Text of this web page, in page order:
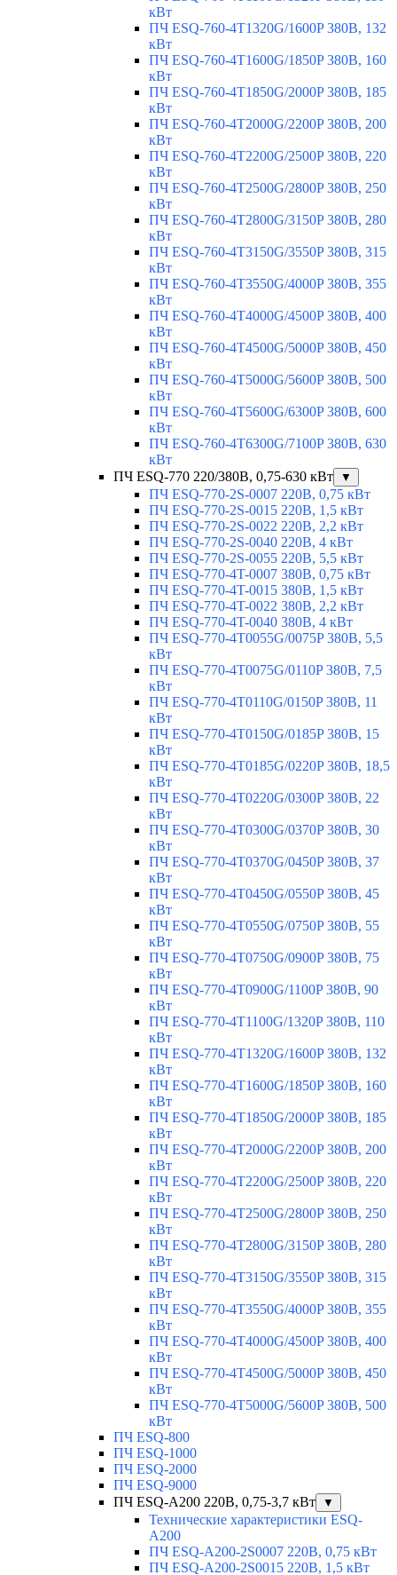
кВт
ПЧ ESQ-760-4T1320G/1600P 380В, 132
кВт
ПЧ ESQ-760-4T1600G/1850P 380В, 160
кВт
ПЧ ESQ-760-4T1850G/2000P 380В, 185
кВт
ПЧ ESQ-760-4T2000G/2200P 380В, 200
кВт
ПЧ ESQ-760-4T2200G/2500P 380В, 220
кВт
ПЧ ESQ-760-4T2500G/2800P 380В, 250
кВт
ПЧ ESQ-760-4T2800G/3150P 380В, 280
кВт
ПЧ ESQ-760-4T3150G/3550P 380В, 315
кВт
ПЧ ESQ-760-4T3550G/4000P 380В, 355
кВт
ПЧ ESQ-760-4T4000G/4500P 380В, 400
кВт
ПЧ ESQ-760-4T4500G/5000P 380В, 450
кВт
ПЧ ESQ-760-4T5000G/5600P 380В, 500
кВт
ПЧ ESQ-760-4T5600G/6300P 380В, 600
кВт
ПЧ ESQ-760-4T6300G/7100P 380В, 630
кВт
ПЧ ESQ-770 220/380В, 0,75-630 кВт
▼
ПЧ ESQ-770-2S-0007 220В, 0,75 кВт
ПЧ ESQ-770-2S-0015 220В, 1,5 кВт
ПЧ ESQ-770-2S-0022 220В, 2,2 кВт
ПЧ ESQ-770-2S-0040 220В, 4 кВт
ПЧ ESQ-770-2S-0055 220В, 5,5 кВт
ПЧ ESQ-770-4T-0007 380В, 0,75 кВт
ПЧ ESQ-770-4T-0015 380В, 1,5 кВт
ПЧ ESQ-770-4T-0022 380В, 2,2 кВт
ПЧ ESQ-770-4T-0040 380В, 4 кВт
ПЧ ESQ-770-4T0055G/0075P 380В, 5,5
кВт
ПЧ ESQ-770-4T0075G/0110P 380В, 7,5
кВт
ПЧ ESQ-770-4T0110G/0150P 380В, 11
кВт
ПЧ ESQ-770-4T0150G/0185P 380В, 15
кВт
ПЧ ESQ-770-4T0185G/0220P 380В, 18,5
кВт
ПЧ ESQ-770-4T0220G/0300P 380В, 22
кВт
ПЧ ESQ-770-4T0300G/0370P 380В, 30
кВт
ПЧ ESQ-770-4T0370G/0450P 380В, 37
кВт
ПЧ ESQ-770-4T0450G/0550P 380В, 45
кВт
ПЧ ESQ-770-4T0550G/0750P 380В, 55
кВт
ПЧ ESQ-770-4T0750G/0900P 380В, 75
кВт
ПЧ ESQ-770-4T0900G/1100P 380В, 90
кВт
ПЧ ESQ-770-4T1100G/1320P 380В, 110
кВт
ПЧ ESQ-770-4T1320G/1600P 380В, 132
кВт
ПЧ ESQ-770-4T1600G/1850P 380В, 160
кВт
ПЧ ESQ-770-4T1850G/2000P 380В, 185
кВт
ПЧ ESQ-770-4T2000G/2200P 380В, 200
кВт
ПЧ ESQ-770-4T2200G/2500P 380В, 220
кВт
ПЧ ESQ-770-4T2500G/2800P 380В, 250
кВт
ПЧ ESQ-770-4T2800G/3150P 380В, 280
кВт
ПЧ ESQ-770-4T3150G/3550P 380В, 315
кВт
ПЧ ESQ-770-4T3550G/4000P 380В, 355
кВт
ПЧ ESQ-770-4T4000G/4500P 380В, 400
кВт
ПЧ ESQ-770-4T4500G/5000P 380В, 450
кВт
ПЧ ESQ-770-4T5000G/5600P 380В, 500
кВт
ПЧ ESQ-800
ПЧ ESQ-1000
ПЧ ESQ-2000
ПЧ ESQ-9000
ПЧ ESQ-A200 220В, 0,75-3,7 кВт
▼
Технические характеристики ESQ-
A200
ПЧ ESQ-A200-2S0007 220В, 0,75 кВт
ПЧ ESQ-A200-2S0015 220В, 1,5 кВт